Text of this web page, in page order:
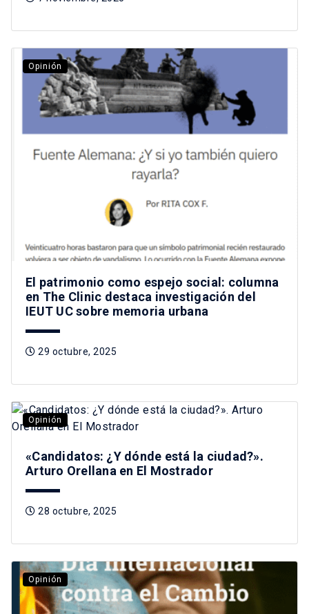
Opinión
El patrimonio como espejo social: columna
en The Clinic destaca investigación del
IEUT UC sobre memoria urbana
29 octubre, 2025
Opinión
«Candidatos: ¿Y dónde está la ciudad?».
Arturo Orellana en El Mostrador
28 octubre, 2025
Opinión